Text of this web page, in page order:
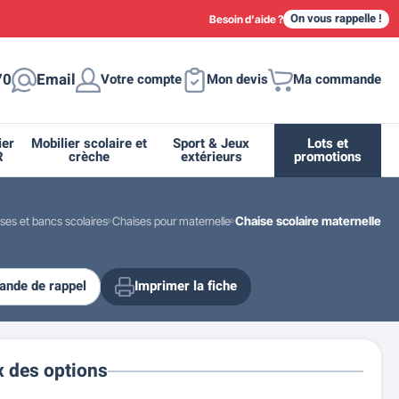
Besoin d'aide ? On vous rappelle !
Email Votre compte Mon devis Ma commande
Fleurissement urbain
Supports et abris vélo moto
Miroir de sécurité routière
Drapeau - Pavoisement
Espace sanitaire
Mobilier scolaire et
crèche
Casiers et meubles de rangement
Sport & Jeux
extérieurs
Lots et
promotions
et bancs scolaires Chaises pour maternelle Chaise scolaire maternelle
des options
de rappel Imprimer la fiche